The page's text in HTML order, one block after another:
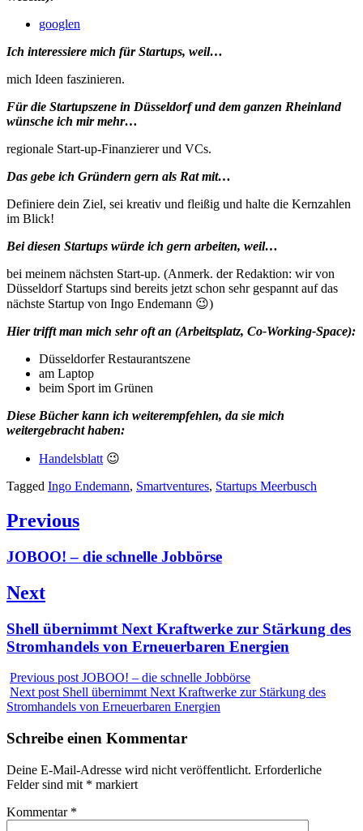
googlen
Ich interessiere mich für Startups, weil…
mich Ideen faszinieren.
Für die Startupszene in Düsseldorf und dem ganzen Rheinland
wünsche ich mir mehr…
regionale Start-up-Finanzierer und VCs.
Das gebe ich Gründern gern als Rat mit…
Definiere dein Ziel, sei kreativ und fleißig und halte die Kernzahlen
im Blick!
Bei diesen Startups würde ich gern arbeiten, weil…
bei meinem nächsten Start-up. (Anmerk. der Redaktion: wir von
Düsseldorf Startups sind bereits jetzt schon sehr gespannt auf das
nächste Startup von Ingo Endemann 😉)
Hier trifft man mich sehr oft an (Arbeitsplatz, Co-Working-Space):
Düsseldorfer Restaurantszene
am Laptop
beim Sport im Grünen
Diese Bücher kann ich weiterempfehlen, da sie mich
weitergebracht haben:
Handelsblatt 😉
Tagged Ingo Endemann, Smartventures, Startups Meerbusch
Beitragsnavigation
Previous
Previous
JOBOO! – die schnelle Jobbörse
Next
Next
post:
Shell übernimmt Next Kraftwerke zur Stärkung des
Stromhandels von Erneuerbaren Energien
Previous post JOBOO! – die schnelle Jobbörse
Next post Shell übernimmt Next Kraftwerke zur Stärkung des
Stromhandels von Erneuerbaren Energien
Schreibe einen Kommentar
Deine E-Mail-Adresse wird nicht veröffentlicht. Erforderliche
Felder sind mit * markiert
Kommentar *